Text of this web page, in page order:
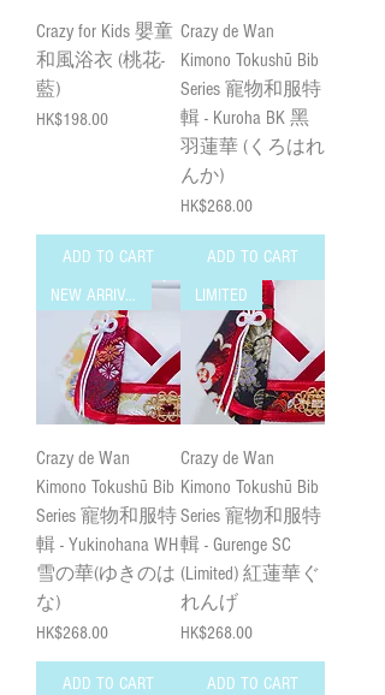
Crazy for Kids 嬰童
和風浴衣 (桃花-
藍)
Price
HK$198.00
ADD TO CART
Crazy de Wan
Kimono Tokushū Bib
Series 寵物和服特
輯 - Kuroha BK 黑
羽蓮華 (くろはれ
んか)
Price
HK$268.00
ADD TO CART
NEW ARRIVAL
Crazy de Wan
Kimono Tokushū Bib
Series 寵物和服特
輯 - Yukinohana WH
雪の華(ゆきのは
な)
Price
HK$268.00
ADD TO CART
LIMITED
Crazy de Wan
Kimono Tokushū Bib
Series 寵物和服特
輯 - Gurenge SC
(Limited) 紅蓮華ぐ
れんげ
Price
HK$268.00
ADD TO CART